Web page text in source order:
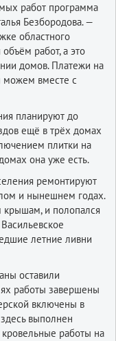
работ программа
Безбородова. —
областного
работ, а это
домов. Платежи на
вместе с
планируют до
ещё в трёх домах
плитки на
она уже есть.
ремонтируют
и нынешнем годах.
крышам, и полопался
летние ливни
оставили
работы завершены
включены в
выполнен
работы на